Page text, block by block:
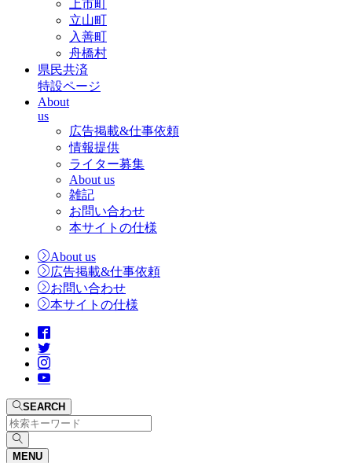
上市町
立山町
入善町
舟橋村
県民共済
特設ページ
About
us
広告掲載&仕事依頼
情報提供
ライター募集
About us
雑記
お問い合わせ
本サイトの仕様
About us
広告掲載&仕事依頼
お問い合わせ
本サイトの仕様
SEARCH
MENU